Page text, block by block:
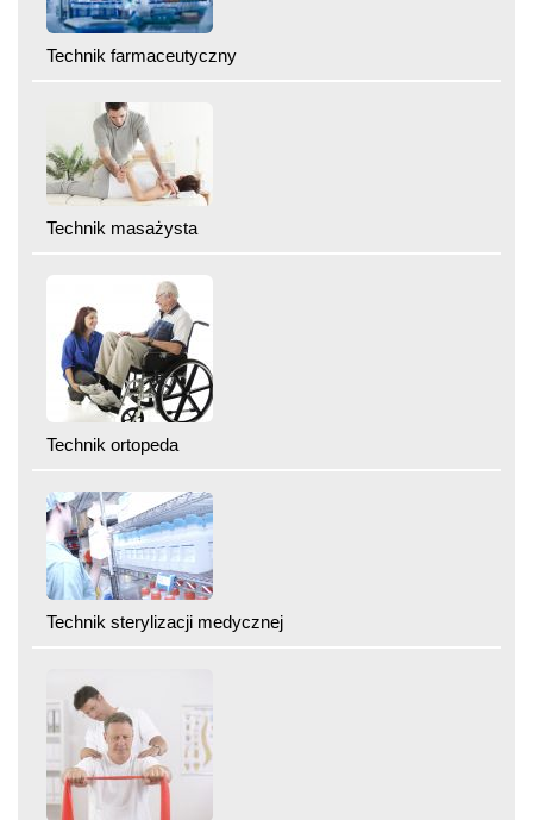
Technik farmaceutyczny
Technik masażysta
Technik ortopeda
Technik sterylizacji medycznej